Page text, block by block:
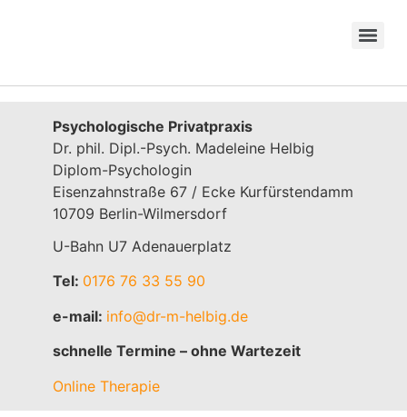
Psychologische Privatpraxis
Dr. phil. Dipl.-Psych. Madeleine Helbig
Diplom-Psychologin
Eisenzahnstraße 67 / Ecke Kurfürstendamm
10709 Berlin-Wilmersdorf
U-Bahn U7 Adenauerplatz
Tel: 0176 76 33 55 90
e-mail: info@dr-m-helbig.de
schnelle Termine – ohne Wartezeit
Online Therapie